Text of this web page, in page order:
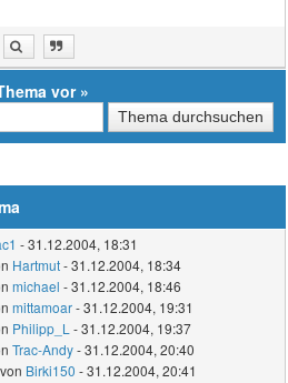
vor»
- 31.12.2004, 18:31
Hartmut- 31.12.2004, 18:34
michael - 31.12.2004, 18:46
mittamoar- 31.12.2004, 19:31
Philipp_L - 31.12.2004, 19:37
Trac-Andy- 31.12.2004, 20:40
Birki150 - 31.12.2004, 20:41